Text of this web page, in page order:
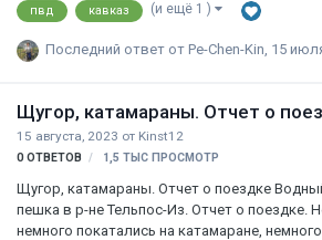
Последний ответ от Pe-Chen-Kin 15
пвд кавказ (и ещё 1 )
Щугор, катамараны. Отчет о
15 августа, 2023 от Kinst12
0 ОТВЕТОВ 1,5 ТЫС ПРОСМОТР
Щугор, катамараны. Отчет о поездке Водный поход, +небольшая
пешка в р-не Тельпос-Из. Отчет о поездке.
немного покатались на катамаране, немного